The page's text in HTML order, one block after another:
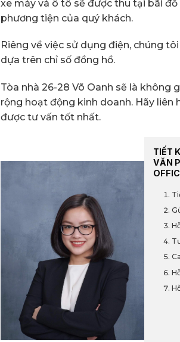
xe máy và ô tô sẽ được thu tại bãi
phương tiện của quý khách.
Riêng về việc sử dụng điện, chúng
dựa trên chỉ số đồng hồ.
Tòa nhà 26-28 Võ Oanh sẽ là
rộng hoạt động kinh doanh. Hãy
được tư vấn tốt nhất.
TIẾT
VĂN